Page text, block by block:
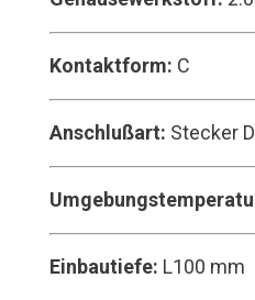
Kontaktform: C
Anschlußart: Stecker
Einbautiefe: L100 mm